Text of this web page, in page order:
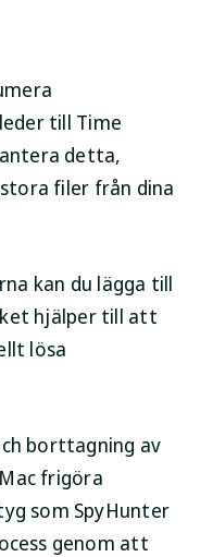
till Time
detta,
filer från dina
kan du lägga till
hjälper till att
lösa
borttagning av
frigöra
som SpyHunter
genom att